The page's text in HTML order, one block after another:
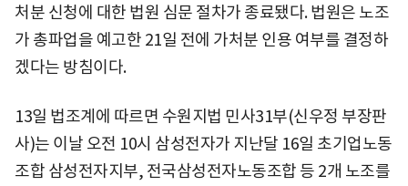
처분 신청에 대한 법원 심문 절차가 종료됐다. 법원은 노조
가 총파업을 예고한 21일 전에 가처분 인용 여부를 결정하
겠다는 방침이다.
13일 법조계에 따르면 수원지법 민사31부(신우정 부장판
사)는 이날 오전 10시 삼성전자가 지난달 16일 초기업노동
조합 삼성전자지부, 전국삼성전자노동조합 등 2개 노조를